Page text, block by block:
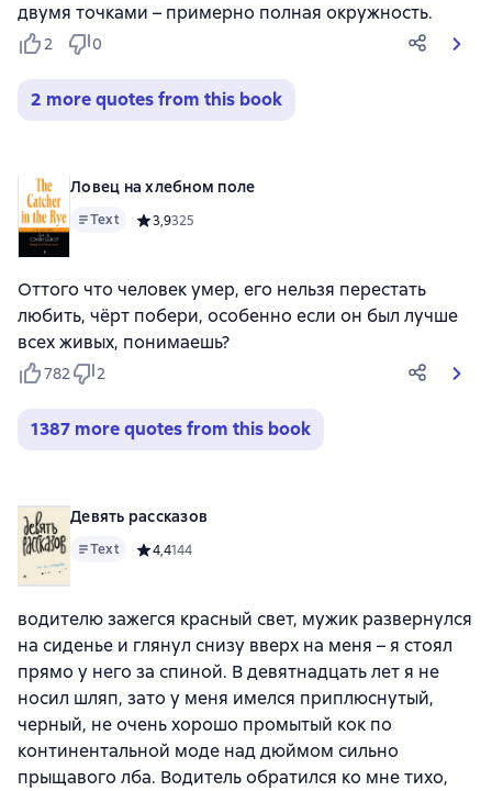
двумя точками – примерно полная окружность.
2 0
2 more quotes from this book
Ловец на хлебном поле
Text Средний рейтинг 3,9 на основе 325 оценок
3,9325
Оттого что человек умер, его нельзя перестать
любить, чёрт побери, особенно если он был лучше
всех живых, понимаешь?
782 2
1387 more quotes from this book
Девять рассказов
Text Средний рейтинг 4,4 на основе 144 оценок
4,4144
водителю зажегся красный свет, мужик развернулся
на сиденье и глянул снизу вверх на меня – я стоял
прямо у него за спиной. В девятнадцать лет я не
носил шляп, зато у меня имелся приплюснутый,
черный, не очень хорошо промытый кок по
континентальной моде над дюймом сильно
прыщавого лба. Водитель обратился ко мне тихо,